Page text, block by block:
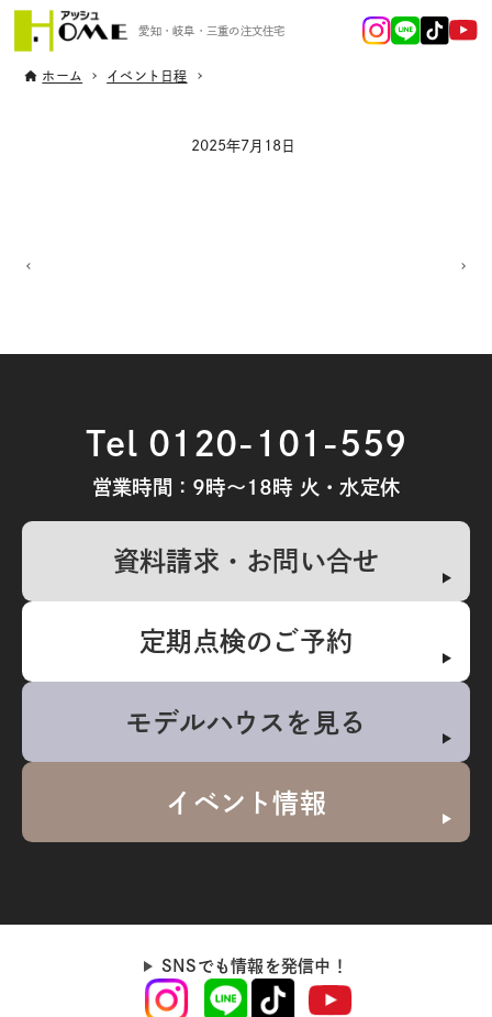
愛知・岐阜・三重の注文住宅
ホーム イベント日程
2025年7月18日
Tel 0120-101-559
営業時間：9時～18時 火・水定休
資料請求・お問い合せ
定期点検のご予約
モデルハウスを見る
イベント情報
SNSでも情報を発信中！